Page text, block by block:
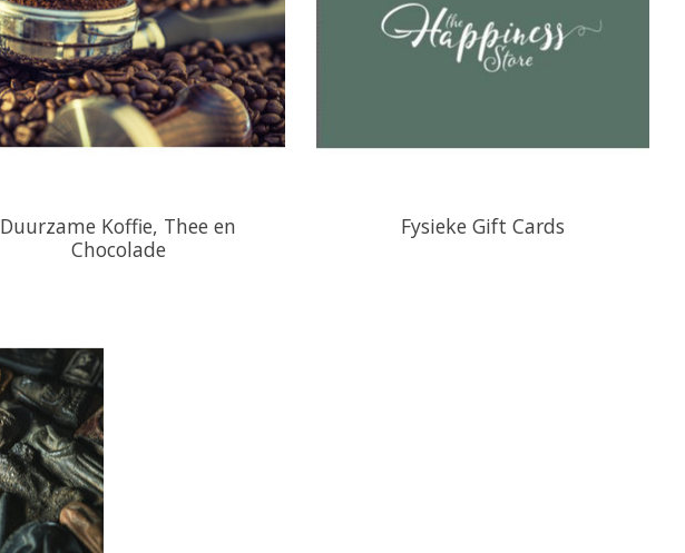
Duurzame Koffie, Thee en
Chocolade
Fysieke Gift Cards